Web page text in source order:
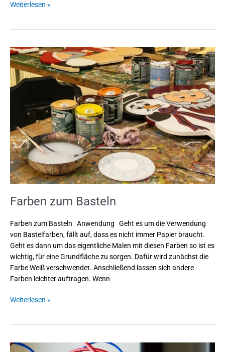
Weiterlesen »
Farben zum Basteln
Farben zum Basteln Anwendung Geht es um die Verwendung
von Bastelfarben, fällt auf, dass es nicht immer Papier braucht.
Geht es dann um das eigentliche Malen mit diesen Farben so ist es
wichtig, für eine Grundfläche zu sorgen. Dafür wird zunächst die
Farbe Weiß verschwendet. Anschließend lassen sich andere
Farben leichter auftragen. Wenn
Farben
zum
Basteln
Weiterlesen »
Motorikspielzeug